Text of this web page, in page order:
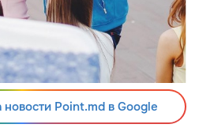
Point.md в Google